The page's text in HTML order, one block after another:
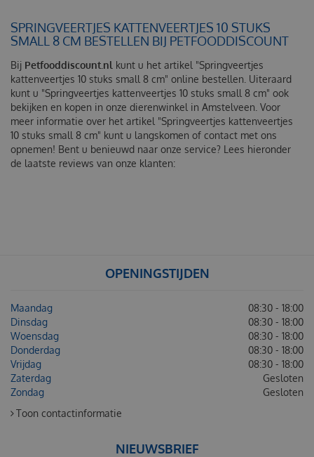
SPRINGVEERTJES KATTENVEERTJES 10 STUKS
SMALL 8 CM BESTELLEN BIJ PETFOODDISCOUNT
Bij Petfooddiscount.nl kunt u het artikel "Springveertjes
kattenveertjes 10 stuks small 8 cm" online bestellen. Uiteraard
kunt u "Springveertjes kattenveertjes 10 stuks small 8 cm" ook
bekijken en kopen in onze dierenwinkel in Amstelveen. Voor
meer informatie over het artikel "Springveertjes kattenveertjes
10 stuks small 8 cm" kunt u langskomen of contact met ons
opnemen! Bent u benieuwd naar onze service? Lees hieronder
de laatste reviews van onze klanten:
OPENINGSTIJDEN
Maandag
08:30 - 18:00
Dinsdag
08:30 - 18:00
Woensdag
08:30 - 18:00
Donderdag
08:30 - 18:00
Vrijdag
08:30 - 18:00
Zaterdag
Gesloten
Zondag
Gesloten
Toon contactinformatie
NIEUWSBRIEF